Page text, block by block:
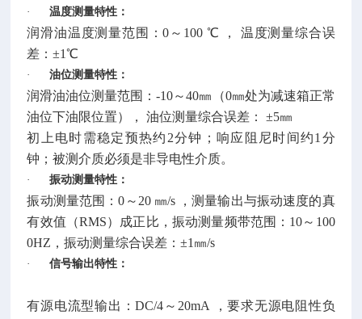
·
温度测量特性：
润滑油温度测量范围：0～100 ℃ ， 温度测量综合误
差：±1℃
· 油位测量特性：
润滑油油位测量范围：-10～40㎜（0㎜处为减速箱正常
油位下油限位置）， 油位测量综合误差： ±5㎜
初上电时需稳定预热约2分钟；响应阻尼时间约1分
钟；被测介质必须是非导电性介质。
· 振动测量特性：
振动测量范围：0～20 ㎜/s ，测量输出与振动速度的真
有效值（RMS）成正比，振动测量频带范围：10～100
0HZ，振动测量综合误差：±1㎜/s
· 信号输出特性：
有源电流型输出：DC/4～20mA ，要求无源电阻性负